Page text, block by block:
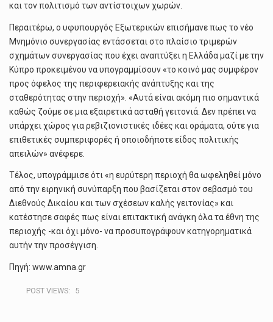
και τον πολιτισμό των αντίστοιχων χωρών.
Περαιτέρω, ο υφυπουργός Εξωτερικών επισήμανε πως το νέο
Μνημόνιο συνεργασίας εντάσσεται στο πλαίσιο τριμερών
σχημάτων συνεργασίας που έχει αναπτύξει η Ελλάδα μαζί με την
Κύπρο προκειμένου να υπογραμμίσουν «το κοινό μας συμφέρον
προς όφελος της περιφερειακής ανάπτυξης και της
σταθερότητας στην περιοχή». «Αυτά είναι ακόμη πιο σημαντικά
καθώς ζούμε σε μια εξαιρετικά ασταθή γειτονιά. Δεν πρέπει να
υπάρχει χώρος για ρεβιζιονιστικές ιδέες και οράματα, ούτε για
επιθετικές συμπεριφορές ή οποιοδήποτε είδος πολιτικής
απειλών» ανέφερε.
Τέλος, υπογράμμισε ότι «η ευρύτερη περιοχή θα ωφεληθεί μόνο
από την ειρηνική συνύπαρξη που βασίζεται στον σεβασμό του
Διεθνούς Δικαίου και των σχέσεων καλής γειτονίας» και
κατέστησε σαφές πως είναι επιτακτική ανάγκη όλα τα έθνη της
περιοχής -και όχι μόνο- να προσυπογράψουν κατηγορηματικά
αυτήν την προσέγγιση.
Πηγή: www.amna.gr
POST VIEWS: 5